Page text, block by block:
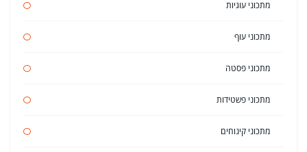
מתכוני עוגיות
מתכוני עוף
מתכוני פסטה
מתכוני פשטידות
מתכוני קינוחים